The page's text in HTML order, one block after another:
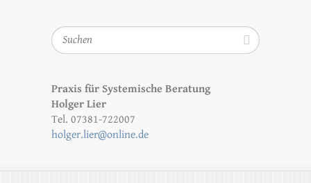
Suchen
Praxis für Systemische Beratung
Holger Lier
Tel. 07381-722007
holger.lier@online.de